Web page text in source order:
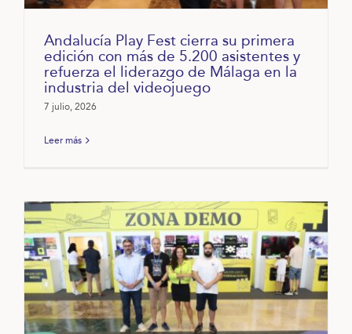
Andalucía Play Fest cierra su primera
edición con más de 5.200 asistentes y
refuerza el liderazgo de Málaga en la
industria del videojuego
7 julio, 2026
Leer más